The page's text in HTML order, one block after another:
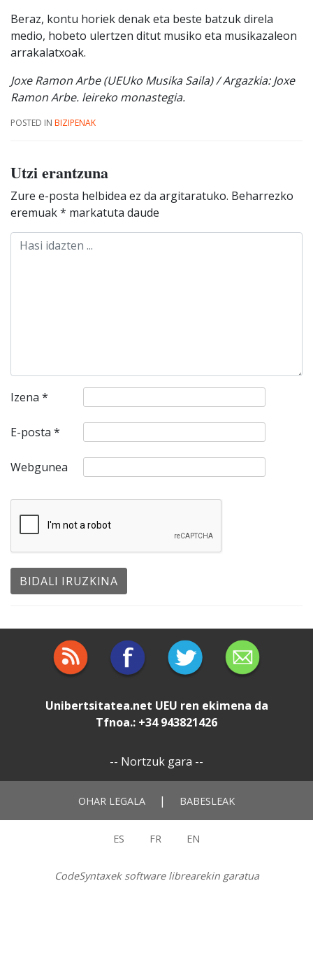
Beraz, kontu horiek denak eta beste batzuk direla
medio, hobeto ulertzen ditut musiko eta musikazaleon
arrakalatxoak.
Joxe Ramon Arbe (UEUko Musika Saila) / Argazkia: Joxe
Ramon Arbe. leireko monastegia.
POSTED IN BIZIPENAK
Utzi erantzuna
Zure e-posta helbidea ez da argitaratuko. Beharrezko
eremuak* markatuta daude
Izena *
E-posta *
Webgunea
Unibertsitatea.net UEU ren ekimena da
Tfnoa.: +34 943821426
-- Nortzuk gara --
OHAR LEGALA | BABESLEAK
ES FR EN
CodeSyntaxek software librearekin garatua